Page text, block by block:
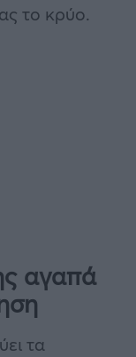
το κρύο.
αγαπά
τα